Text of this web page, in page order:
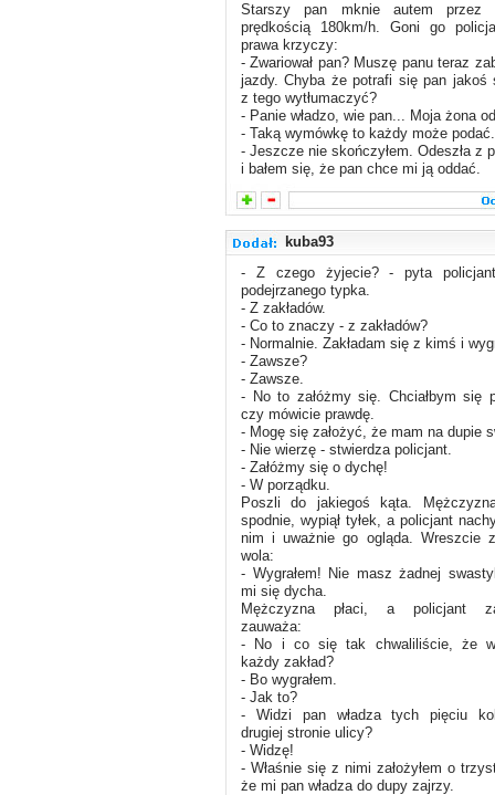
Starszy pan mknie autem przez
prędkością 180km/h. Goni go
prawa krzyczy:
- Zwariował pan? Muszę panu teraz
jazdy. Chyba że potrafi się pan jakoś
z tego wytłumaczyć?
- Panie władzo, wie pan... Moja żona
- Taką wymówkę to każdy może podać.
- Jeszcze nie skończyłem. Odeszła z
i bałem się, że pan chce mi ją oddać.
kuba93
- Z czego żyjecie? - pyta
podejrzanego typka.
- Z zakładów.
- Co to znaczy - z zakładów?
- Normalnie. Zakładam się z kimś i
- Zawsze?
- Zawsze.
- No to załóżmy się. Chciałbym się
czy mówicie prawdę.
- Mogę się założyć, że mam na dupie
- Nie wierzę - stwierdza policjant.
- Załóżmy się o dychę!
- W porządku.
Poszli do jakiegoś kąta.
spodnie, wypiął tyłek, a policjant
nim i uważnie go ogląda. Wreszcie
wola:
- Wygrałem! Nie masz żadnej
mi się dycha.
Mężczyzna płaci, a policjant
zauważa:
- No i co się tak chwaliliście, że
każdy zakład?
- Bo wygrałem.
- Jak to?
- Widzi pan władza tych pięciu
drugiej stronie ulicy?
- Widzę!
- Właśnie się z nimi założyłem o
że mi pan władza do dupy zajrzy.